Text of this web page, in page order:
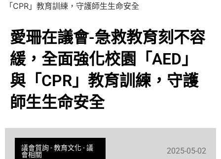
「CPR」教育訓練，守護師生生命安全
愛珊在議會-急救教育刻不容
緩，全面強化校園「AED」
與「CPR」教育訓練，守護
師生生命安全
議會質詢-教育文化-議
會相關
2025-05-02